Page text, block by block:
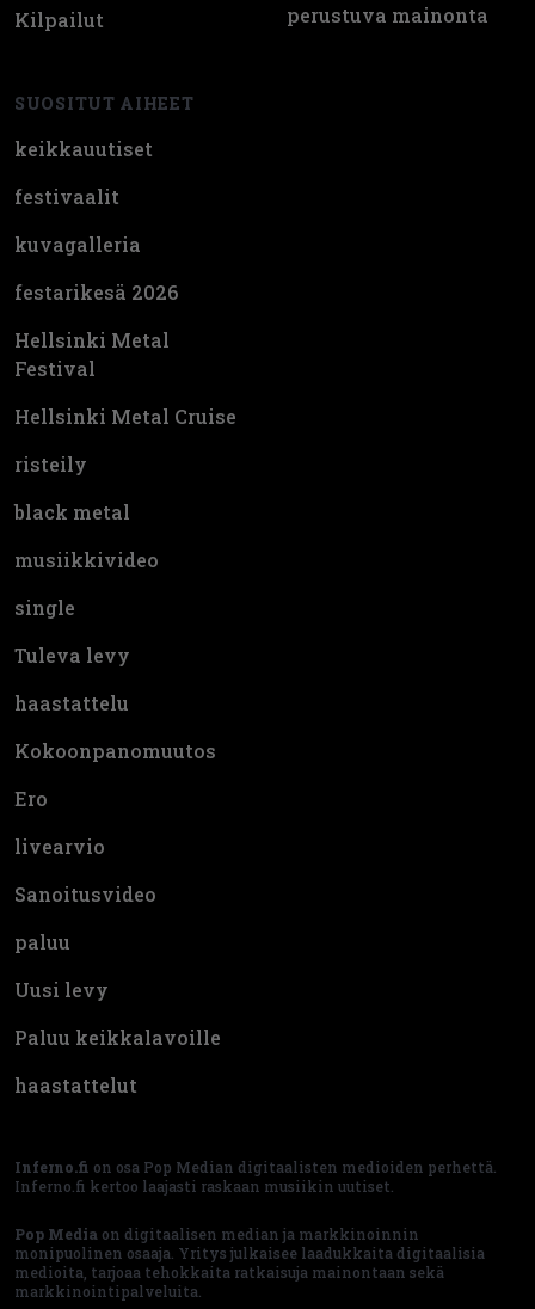
Kilpailut
SUOSITUT AIHEET
keikkauutiset
festivaalit
kuvagalleria
festarikesä 2026
Hellsinki Metal
Festival
Hellsinki Metal Cruise
risteily
black metal
musiikkivideo
single
Tuleva levy
haastattelu
Kokoonpanomuutos
Ero
livearvio
Sanoitusvideo
paluu
Uusi levy
Paluu keikkalavoille
haastattelut
perustuva mainonta
Inferno.fi on osa Pop Median digitaalisten medioiden perhettä.
Inferno.fi kertoo laajasti raskaan musiikin uutiset.
Pop Media on digitaalisen median ja markkinoinnin
monipuolinen osaaja. Yritys julkaisee laadukkaita digitaalisia
medioita, tarjoaa tehokkaita ratkaisuja mainontaan sekä
markkinointipalveluita.